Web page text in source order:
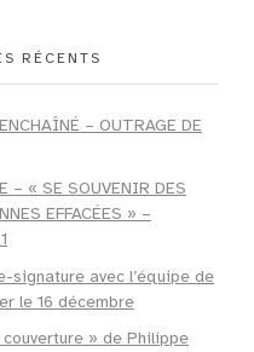
RÉCENTS
– OUTRAGE DE
– « SE SOUVENIR DES
EFFACÉES » –
signature avec l’équipe de
le 16 décembre
couverture » de Philippe